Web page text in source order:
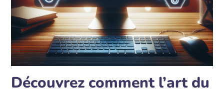
Découvrez comment l’art du